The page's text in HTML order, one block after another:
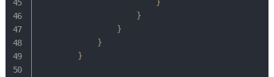
}
}
}
}